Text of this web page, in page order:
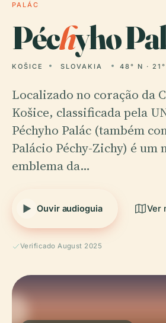
PALÁC
Péchyho
KOŠICE SLOVAKIA 48° N · 21°
Localizado no coração da
Košice, classificada pela
Péchyho Palác (também
Palácio Péchy-Zichy) é um
emblema da…
Ouvir audioguia Ver
Verificado August 2025